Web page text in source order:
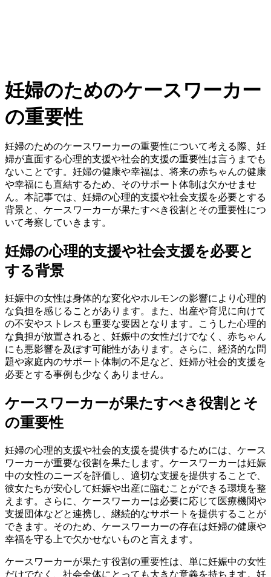
妊婦のためのケースワーカー
の重要性
妊婦のためのケースワーカーの重要性について考える際、妊
婦が直面する心理的支援や社会的支援の重要性は言うまでも
ないことです。妊婦の健康や幸福は、将来の赤ちゃんの健康
や幸福にも直結するため、そのサポート体制は欠かせませ
ん。本記事では、妊婦の心理的支援や社会支援を必要とする
背景と、ケースワーカーが果たすべき役割とその重要性につ
いて考察していきます。
妊婦の心理的支援や社会支援を必要と
する背景
妊娠中の女性は身体的な変化やホルモンの影響により心理的
な負担を感じることがあります。また、出産や育児に向けて
の不安やストレスも重要な要因となります。こうした心理的
な負担が放置されると、妊娠中の女性だけでなく、赤ちゃん
にも悪影響を及ぼす可能性があります。さらに、経済的な問
題や家庭内のサポート体制の不足など、妊婦が社会的支援を
必要とする事例も少なくありません。
ケースワーカーが果たすべき役割とそ
の重要性
妊婦の心理的支援や社会的支援を提供するためには、ケース
ワーカーが重要な役割を果たします。ケースワーカーは妊娠
中の女性のニーズを評価し、適切な支援を提供することで、
彼女たちが安心して妊娠や出産に臨むことができる環境を整
えます。さらに、ケースワーカーは必要に応じて医療機関や
支援団体などと連携し、継続的なサポートを提供することが
できます。そのため、ケースワーカーの存在は妊婦の健康や
幸福を守る上で欠かせないものと言えます。
ケースワーカーが果たす役割の重要性は、単に妊娠中の女性
だけでなく、社会全体にとっても大きな意義を持ちます。妊